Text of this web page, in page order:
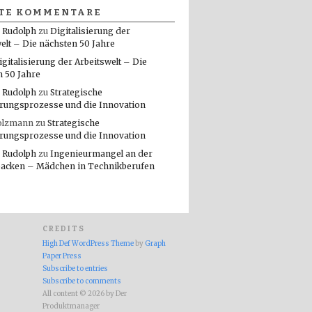
KOMMENTARE
zu Digitalisierung der
– Die nächsten 50 Jahre
der Arbeitswelt – Die
50 Jahre
zu Strategische
und die Innovation
zu Strategische
und die Innovation
zu Ingenieurmangel an der
– Mädchen in Technikberufen
CREDITS
High Def WordPress Theme by Graph
Paper Press
Subscribe to entries
Subscribe to comments
All content © 2026 by Der
Produktmanager